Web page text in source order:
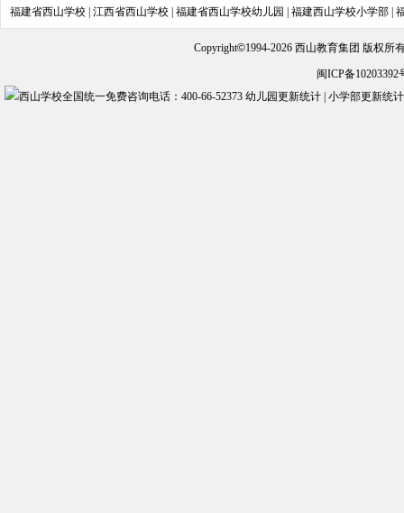
福建省西山学校 江西省西山学校 福建省西山学校幼儿园 福建西山学校小学部
Copyright©1994-2026 西山教育集团 版权所
闽ICP备10203392
幼儿园更新统计| 小学部更新统计